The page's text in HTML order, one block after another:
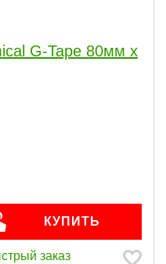
G-Tape 80мм x
КУПИТЬ
заказ